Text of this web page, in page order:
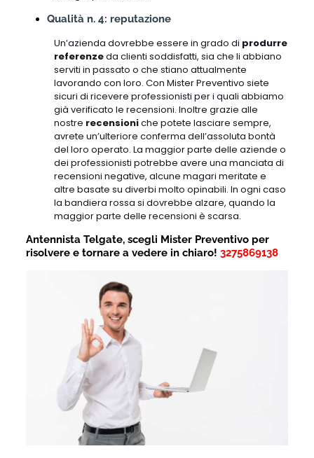
Qualità n. 4: reputazione
Un’azienda dovrebbe essere in grado di produrre
referenzeda clienti soddisfatti, sia che li abbiano
serviti in passato o che stiano attualmente
lavorando con loro. Con Mister Preventivo siete
sicuri di ricevere professionisti per i quali abbiamo
già verificato le recensioni. Inoltre grazie alle
nostre recensioniche potete lasciare sempre,
avrete un’ulteriore conferma dell’assoluta bontà
del loro operato. La maggior parte delle aziende o
dei professionisti potrebbe avere una manciata di
recensioni negative, alcune magari meritate e
altre basate su diverbi molto opinabili. In ogni caso
la bandiera rossa si dovrebbe alzare, quando la
maggior parte delle recensioni è scarsa.
Antennista Telgate, scegli Mister Preventivo per
risolvere e tornare a vedere in chiaro! 3275869138